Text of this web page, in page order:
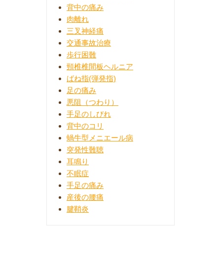
背中の痛み
肉離れ
三叉神経痛
交通事故治療
歩行困難
頸椎椎間板ヘルニア
ばね指(弾発指)
足の痛み
悪阻（つわり）
手足のしびれ
背中のコリ
蝸牛型メニエール病
突発性難聴
耳鳴り
不眠症
手足の痛み
産後の腰痛
腱鞘炎